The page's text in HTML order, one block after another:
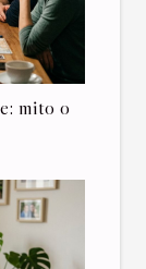
mito o